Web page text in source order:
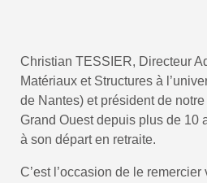
Christian TESSIER, Directeur
Matériaux et Structures à
de Nantes) et président de
Grand Ouest depuis plus de 10
à son départ en retraite.
C’est l’occasion de le